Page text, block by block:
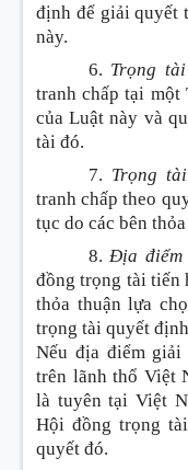
định để giải quyết
này.
6. Trọng
tranh chấp tại một
của Luật này và
tài đó.
7. Trọng
tranh chấp theo
tục do các bên
8.Địa điểm
đồng trọng tài tiến
thỏa thuận lựa
trọng tài quyết
Nếu địa điểm giải
trên lãnh thổ Việt
là tuyên tại Việt
Hội đồng trọng
quyết đó.